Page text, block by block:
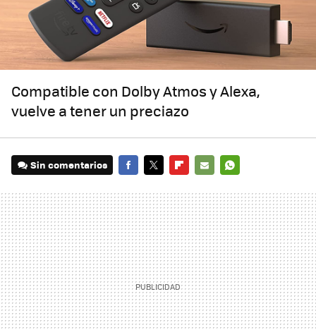
Compatible con Dolby Atmos y Alexa,
vuelve a tener un preciazo
Sin comentarios
MAIL